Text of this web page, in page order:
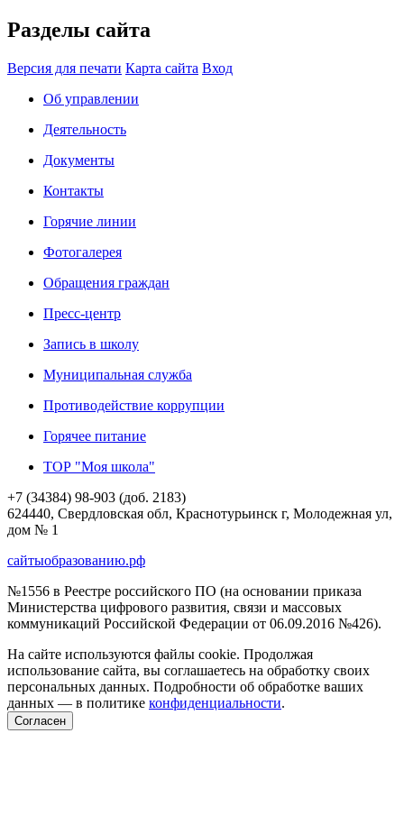
Разделы сайта
Версия для печати Карта сайта Вход
Об управлении
Деятельность
Документы
Контакты
Горячие линии
Фотогалерея
Обращения граждан
Пресс-центр
Запись в школу
Муниципальная служба
Противодействие коррупции
Горячее питание
ТОР "Моя школа"
+7 (34384) 98-903 (доб. 2183)
624440, Свердловская обл, Краснотурьинск г, Молодежная ул,
дом № 1
сайтыобразованию.рф
№1556 в Реестре российского ПО (на основании приказа
Министерства цифрового развития, связи и массовых
коммуникаций Российской Федерации от 06.09.2016 №426).
На сайте используются файлы cookie. Продолжая
использование сайта, вы соглашаетесь на обработку своих
персональных данных. Подробности об обработке ваших
данных — в политике конфиденциальности.
Согласен